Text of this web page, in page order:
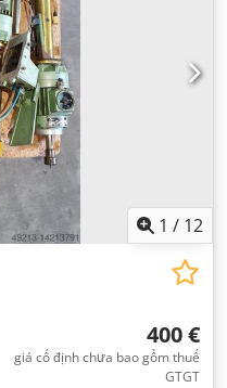
1 / 12
400 €
giá cố định chưa bao gồm thuế
GTGT